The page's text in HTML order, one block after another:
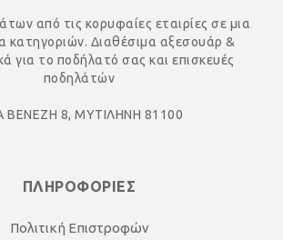
από τις κορυφαίες εταιρίες σε μια
κατηγοριών. Διαθέσιμα αξεσουάρ &
για το ποδήλατό σας και επισκευές
ποδηλάτών
ΒΕΝΕΖΗ 8, ΜΥΤΙΛΗΝΗ 81100
ΠΛΗΡΟΦΟΡΙΕΣ
Πολιτική Επιστροφών